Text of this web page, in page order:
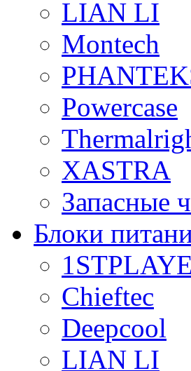
LIAN LI
Montech
Powercase
XASTRA
Запасные
Блоки
Chieftec
Deepcool
LIAN LI